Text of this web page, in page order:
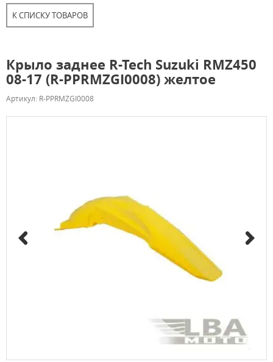
К СПИСКУ ТОВАРОВ
Крыло заднее R-Tech Suzuki RMZ450
08-17 (R-PPRMZGI0008) желтое
Артикул: R-PPRMZGI0008